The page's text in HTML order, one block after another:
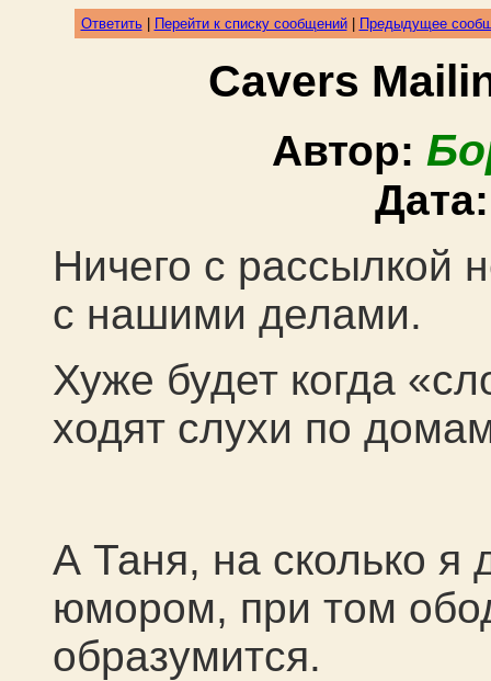
Ответить| Перейти к списку сообщений| Предыдущее
Cavers
Автор:
Ничего с рассылкой
с нашими делами.
Хуже будет когда
ходят слухи по
А Таня, на сколько я
юмором, при том
образумится.